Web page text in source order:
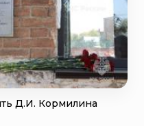
Д.И. Кормилина